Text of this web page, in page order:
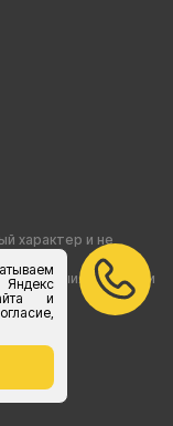
и
характер и не
положениями статьи